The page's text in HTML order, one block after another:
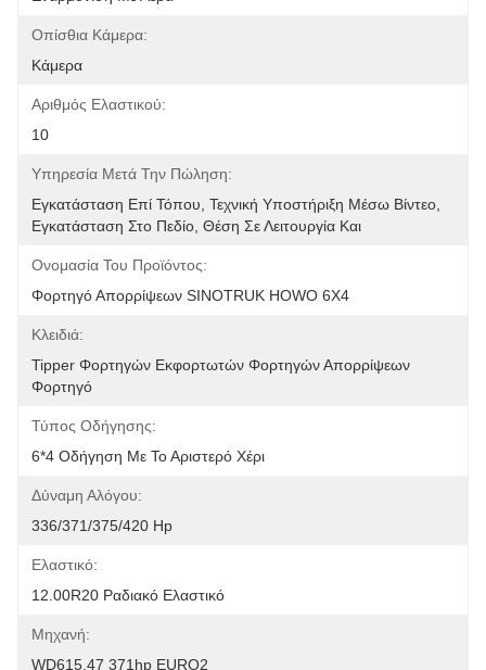
Οπίσθια Κάμερα:
Κάμερα
Αριθμός Ελαστικού:
10
Υπηρεσία Μετά Την Πώληση:
Εγκατάσταση Επί Τόπου, Τεχνική Υποστήριξη Μέσω Βίντεο,
Εγκατάσταση Στο Πεδίο, Θέση Σε Λειτουργία Και
Ονομασία Του Προϊόντος:
Φορτηγό Απορρίψεων SINOTRUK HOWO 6X4
Κλειδιά:
Tipper Φορτηγών Εκφορτωτών Φορτηγών Απορρίψεων
Φορτηγό
Τύπος Οδήγησης:
6*4 Οδήγηση Με Το Αριστερό Χέρι
Δύναμη Αλόγου:
336/371/375/420 Hp
Ελαστικό:
12.00R20 Ραδιακό Ελαστικό
Μηχανή:
WD615.47 371hp EURO2